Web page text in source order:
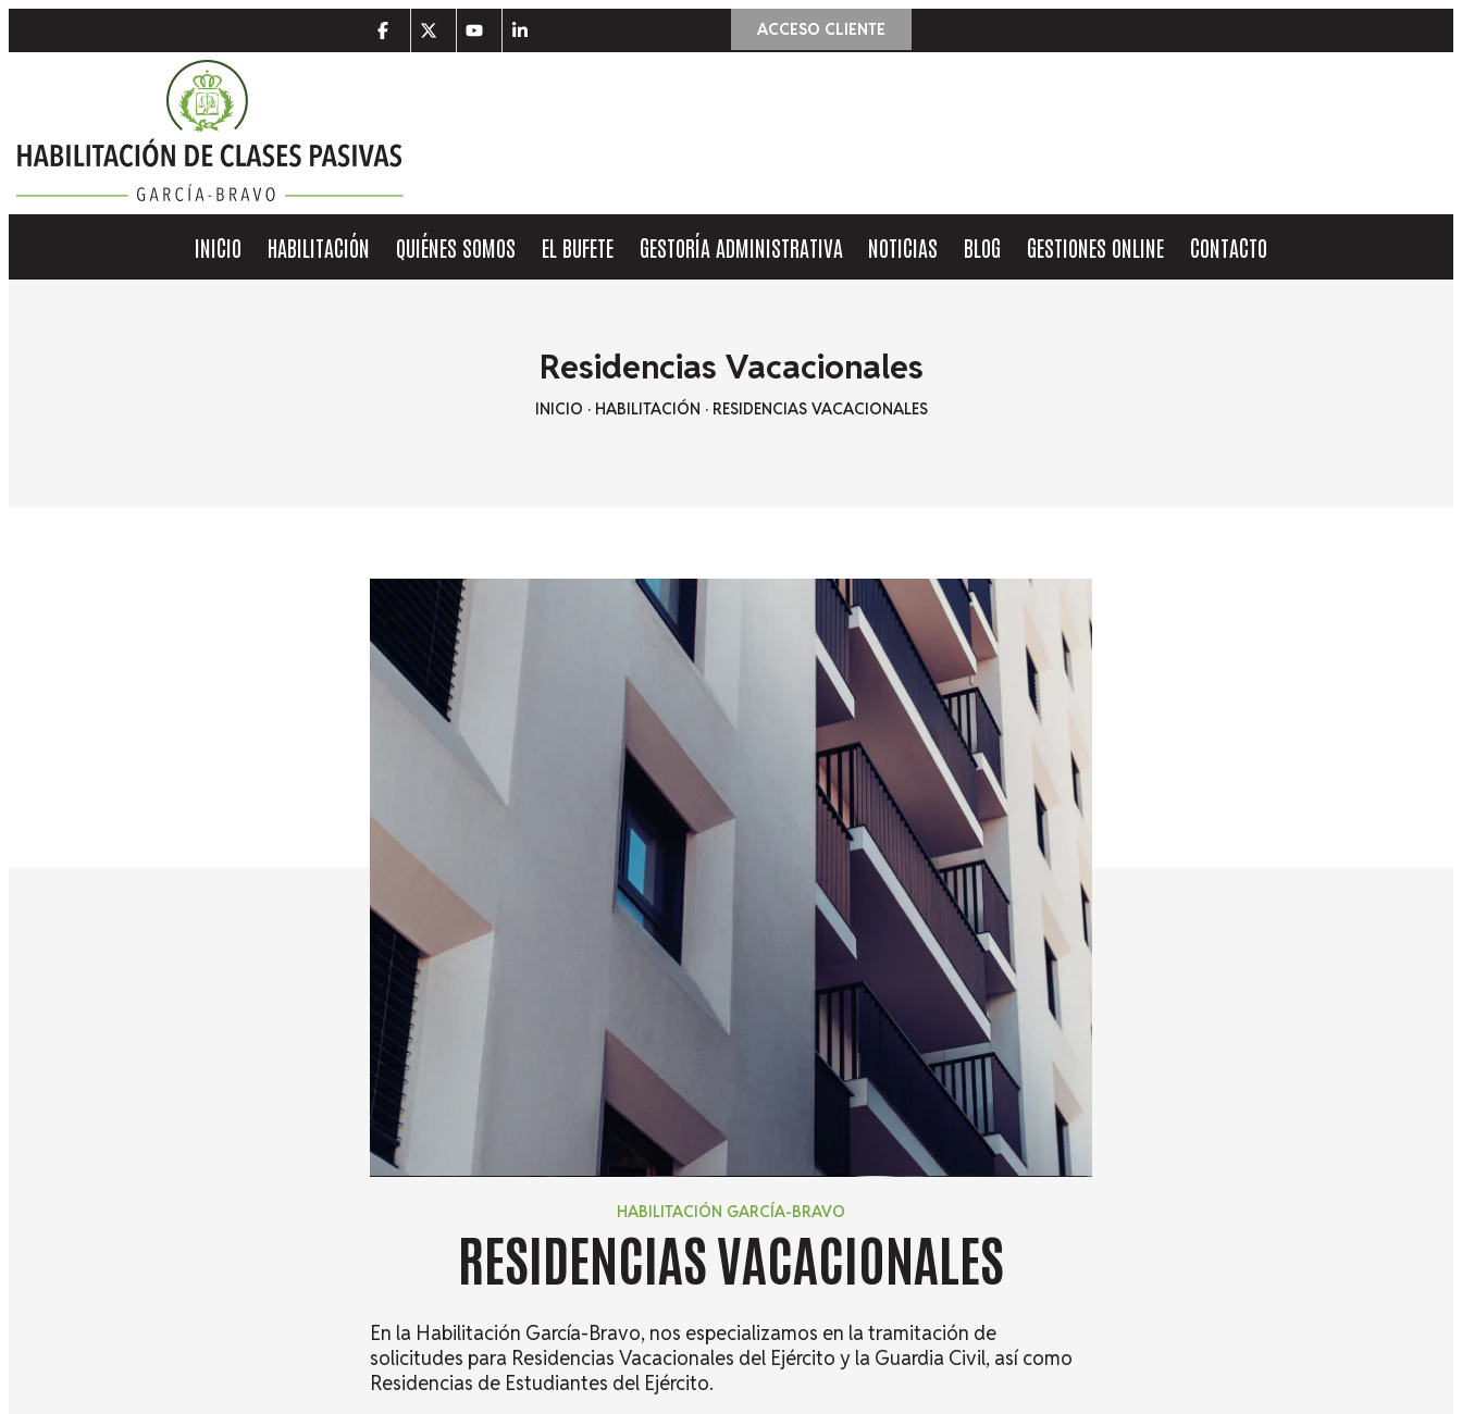
ACCESO CLIENTE
INICIO HABILITACIÓN QUIÉNES SOMOS EL BUFETE GESTORÍA ADMINISTRATIVA NOTICIAS BLOG GESTIONES ONLINE CONTACTO
Residencias Vacacionales
INICIO · HABILITACIÓN · RESIDENCIAS VACACIONALES
HABILITACIÓN GARCÍA-BRAVO
RESIDENCIAS VACACIONALES
En la Habilitación García-Bravo, nos especializamos en la tramitación de
solicitudes para Residencias Vacacionales del Ejército y la Guardia Civil, así como
Residencias de Estudiantes del Ejército.